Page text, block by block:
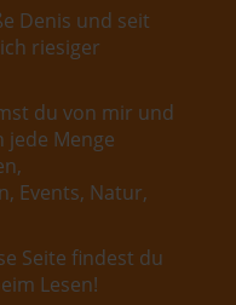
Denis und seit
riesiger
du von mir und
jede Menge
Events, Natur,
Seite findest du
Lesen!